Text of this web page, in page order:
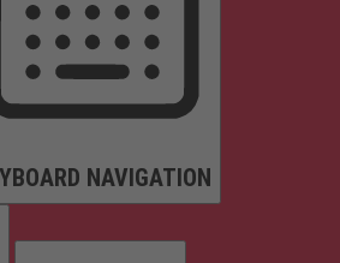
NAVIGATION